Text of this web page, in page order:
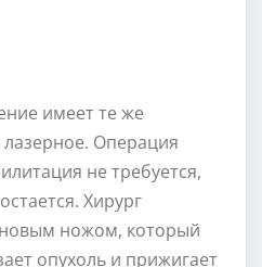
имеет те же
Операция
не требуется,
Хирург
ножом, который
опухоль и прижигает